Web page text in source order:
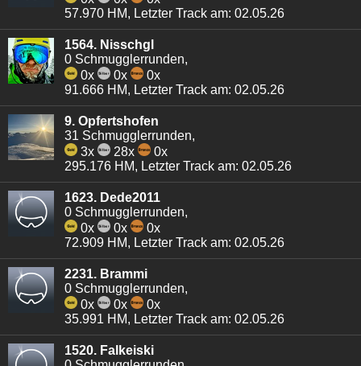
57.970 HM, Letzter Track am: 02.05.26
1564. Nisschgl
0 Schmugglerrunden,
0x
0x
0x
91.666 HM, Letzter Track am: 02.05.26
9. Opfertshofen
31 Schmugglerrunden,
3x
28x
0x
295.176 HM, Letzter Track am: 02.05.26
1623. Dede2011
0 Schmugglerrunden,
0x
0x
0x
72.909 HM, Letzter Track am: 02.05.26
2231. Brammi
0 Schmugglerrunden,
0x
0x
0x
35.991 HM, Letzter Track am: 02.05.26
1520. Falkeiski